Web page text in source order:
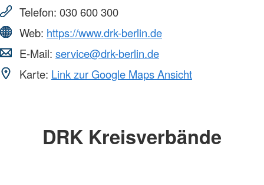
Telefon: 030 600 300
Web: https://www.drk-berlin.de
E-Mail: service@drk-berlin.de
Karte: Link zur Google Maps Ansicht
DRK Kreisverbände